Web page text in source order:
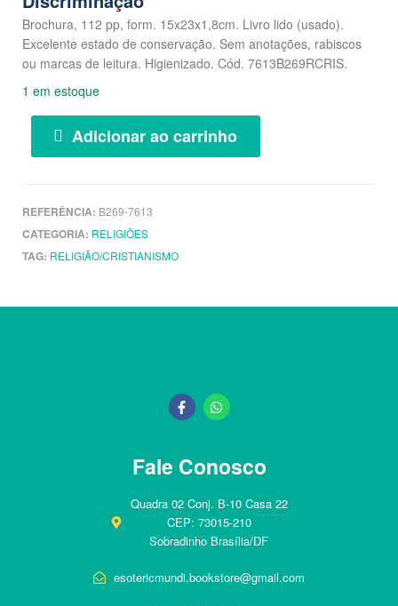
Brochura, 112 pp, form. 15x23x1,8cm. Livro lido (usado).
Excelente estado de conservação. Sem anotações, rabiscos
ou marcas de leitura. Higienizado. Cód. 7613B269RCRIS.
1 em estoque
Adicionar ao carrinho
REFERÊNCIA: B269-7613
CATEGORIA: RELIGIÕES
TAG: RELIGIÃO/CRISTIANISMO
Fale Conosco
Quadra 02 Conj. B-10 Casa 22
CEP: 73015-210
Sobradinho Brasília/DF
esotericmundi.bookstore@gmail.com